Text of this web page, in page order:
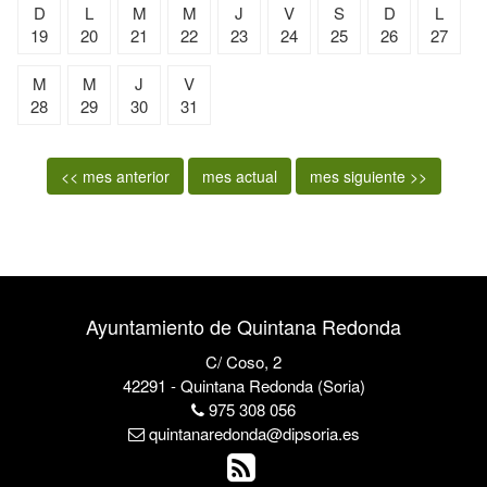
D
19
L
20
M
21
M
22
J
23
V
24
S
25
D
26
L
27
M
28
M
29
J
30
V
31
<< mes anterior mes actual mes siguiente >>
Ayuntamiento de Quintana Redonda
C/ Coso, 2
42291 - Quintana Redonda (Soria)
975 308 056
quintanaredonda@dipsoria.es